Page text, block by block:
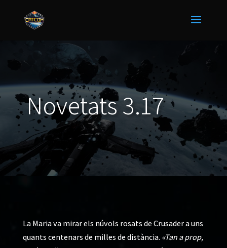
Novetats 3.17
La Maria va mirar els núvols rosats de Crusader a uns
quants centenars de milles de distància. «Tan a prop,